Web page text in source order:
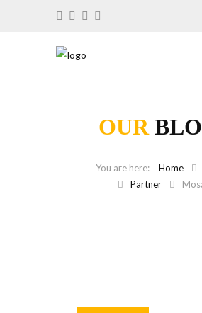
OUR
Home
Partner